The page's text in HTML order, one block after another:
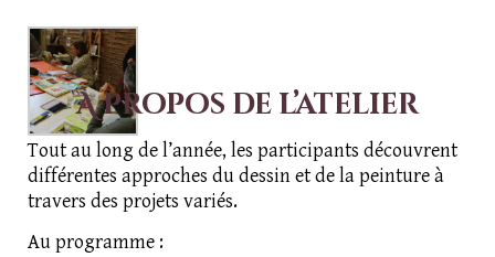
À propos de l’atelier
Tout au long de l’année, les participants découvrent
différentes approches du dessin et de la peinture à
travers des projets variés.
Au programme :